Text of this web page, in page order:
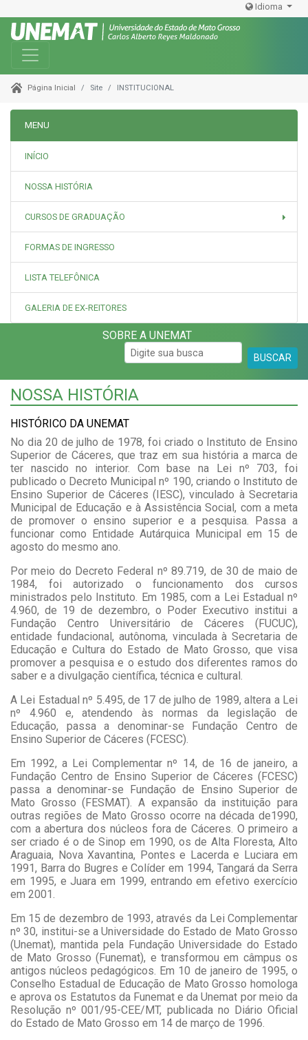
Idioma
Toggle navigation
Página Inicial Site INSTITUCIONAL
MENU
INÍCIO
NOSSA HISTÓRIA
CURSOS DE GRADUAÇÃO
FORMAS DE INGRESSO
LISTA TELEFÔNICA
GALERIA DE EX-REITORES
SOBRE A UNEMAT
BUSCAR
NOSSA HISTÓRIA
HISTÓRICO DA UNEMAT
No dia 20 de julho de 1978, foi criado o Instituto de Ensino
Superior de Cáceres, que traz em sua história a marca de
ter nascido no interior. Com base na Lei nº 703, foi
publicado o Decreto Municipal nº 190, criando o Instituto de
Ensino Superior de Cáceres (IESC), vinculado à Secretaria
Municipal de Educação e à Assistência Social, com a meta
de promover o ensino superior e a pesquisa. Passa a
funcionar como Entidade Autárquica Municipal em 15 de
agosto do mesmo ano.
Por meio do Decreto Federal nº 89.719, de 30 de maio de
1984, foi autorizado o funcionamento dos cursos
ministrados pelo Instituto. Em 1985, com a Lei Estadual nº
4.960, de 19 de dezembro, o Poder Executivo institui a
Fundação Centro Universitário de Cáceres (FUCUC),
entidade fundacional, autônoma, vinculada à Secretaria de
Educação e Cultura do Estado de Mato Grosso, que visa
promover a pesquisa e o estudo dos diferentes ramos do
saber e a divulgação científica, técnica e cultural.
A Lei Estadual nº 5.495, de 17 de julho de 1989, altera a Lei
nº 4.960 e, atendendo às normas da legislação de
Educação, passa a denominar-se Fundação Centro de
Ensino Superior de Cáceres (FCESC).
Em 1992, a Lei Complementar nº 14, de 16 de janeiro, a
Fundação Centro de Ensino Superior de Cáceres (FCESC)
passa a denominar-se Fundação de Ensino Superior de
Mato Grosso (FESMAT). A expansão da instituição para
outras regiões de Mato Grosso ocorre na década de1990,
com a abertura dos núcleos fora de Cáceres. O primeiro a
ser criado é o de Sinop em 1990, os de Alta Floresta, Alto
Araguaia, Nova Xavantina, Pontes e Lacerda e Luciara em
1991, Barra do Bugres e Colíder em 1994, Tangará da Serra
em 1995, e Juara em 1999, entrando em efetivo exercício
em 2001.
Em 15 de dezembro de 1993, através da Lei Complementar
nº 30, institui-se a Universidade do Estado de Mato Grosso
(Unemat), mantida pela Fundação Universidade do Estado
de Mato Grosso (Funemat), e transformou em câmpus os
antigos núcleos pedagógicos. Em 10 de janeiro de 1995, o
Conselho Estadual de Educação de Mato Grosso homologa
e aprova os Estatutos da Funemat e da Unemat por meio da
Resolução nº 001/95-CEE/MT, publicada no Diário Oficial
do Estado de Mato Grosso em 14 de março de 1996.